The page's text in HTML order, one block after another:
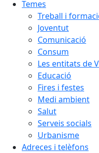
Temes
Treball i
Joventut
Comunicació
Consum
Les entitats de
Educació
Fires i festes
Medi ambient
Salut
Serveis socials
Urbanisme
Adreces i telèfons